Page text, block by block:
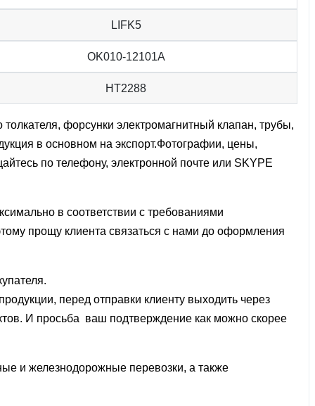
LIFK5
OK010-12101A
HT2288
форсунки электромагнитный клапан, трубы,
в основном на экспорт.Фотографии, цены,
по телефону, электронной почте или SKYPE
в соответствии с требованиями
прощу клиента связаться с нами до оформления
перед отправки клиенту выходить через
И просьба ваш подтверждение как можно скорее
и железнодорожные перевозки, а также